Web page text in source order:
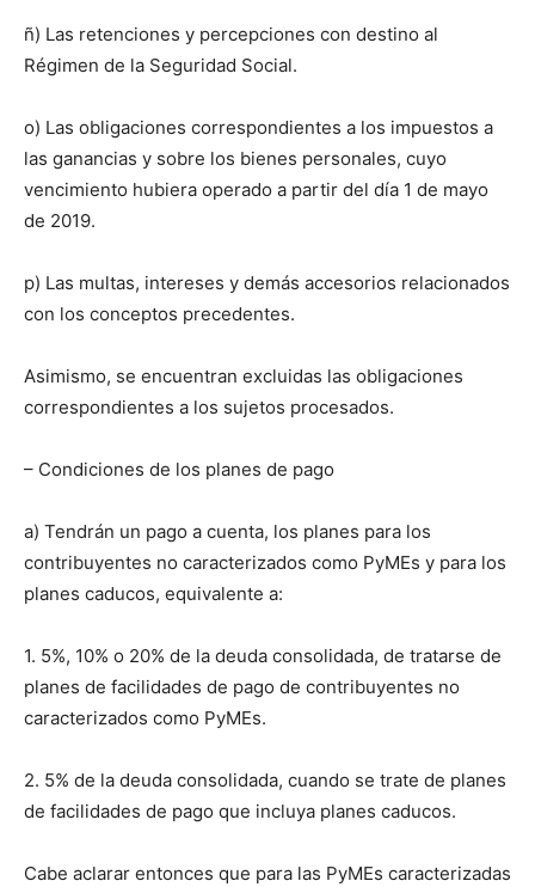
ñ) Las retenciones y percepciones con destino al
Régimen de la Seguridad Social.
o) Las obligaciones correspondientes a los impuestos a
las ganancias y sobre los bienes personales, cuyo
vencimiento hubiera operado a partir del día 1 de mayo
de 2019.
p) Las multas, intereses y demás accesorios relacionados
con los conceptos precedentes.
Asimismo, se encuentran excluidas las obligaciones
correspondientes a los sujetos procesados.
– Condiciones de los planes de pago
a) Tendrán un pago a cuenta, los planes para los
contribuyentes no caracterizados como PyMEs y para los
planes caducos, equivalente a:
1. 5%, 10% o 20% de la deuda consolidada, de tratarse de
planes de facilidades de pago de contribuyentes no
caracterizados como PyMEs.
2. 5% de la deuda consolidada, cuando se trate de planes
de facilidades de pago que incluya planes caducos.
Cabe aclarar entonces que para las PyMEs caracterizadas